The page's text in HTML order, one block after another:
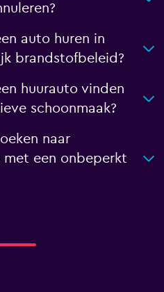
auto huren in
brandstofbeleid?
huurauto vinden
schoonmaak?
naar
met een onbeperkt